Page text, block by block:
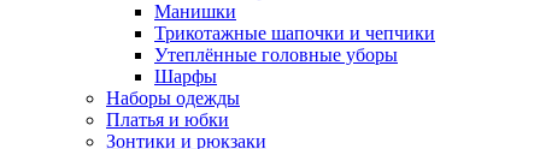
Манишки
Трикотажные шапочки и чепчики
Утеплённые головные уборы
Шарфы
Наборы одежды
Платья и юбки
Зонтики и рюкзаки